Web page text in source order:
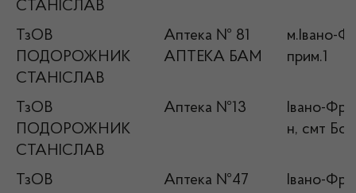
СТАНІСЛАВ
ТзОВ
ПОДОРОЖНИК
СТАНІСЛАВ
Аптека № 81
АПТЕКА БАМ
м.Івано-
прим.1
ТзОВ
ПОДОРОЖНИК
СТАНІСЛАВ
Аптека №13
Івано-
н, смт
ТзОВ
Аптека №47
Івано-